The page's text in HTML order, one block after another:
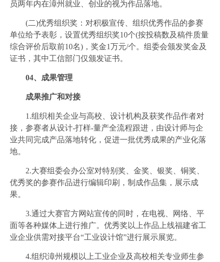
员两年内在漳州就业、创业的视为作品落地。
(二)优秀组织奖：对积极宣传、组织优秀作品的参赛
单位给予表彰，设置优秀组织奖10个(按投稿数及稿件质量
综合评价后取前10名)，奖金1万元/个。组委会颁发奖金及
证书，其中工信部门仅颁发证书。
04、 成果管理
成果推广和对接
1.组织相关企业与高校、设计机构及获奖作品作者对
接，参赛者从设计-打样-量产全流程跟进，由设计师与企
业共同完成产品落地转化，促进一批优秀成果的产业化落
地。
2.大赛组委会办公室对特别奖、金奖、银奖、铜奖、
优秀奖的参赛作品进行编辑印刷，制成作品集，展示成
果。
3.通过大赛官方网站宣传的同时，在电视、网络、平
面等各种媒体上进行推广。优秀奖以上作品上线福建省工
业企业供需对接平台“工业设计馆”进行展示展览。
4.组织漳州规模以上工业企业及高校相关专业师生参